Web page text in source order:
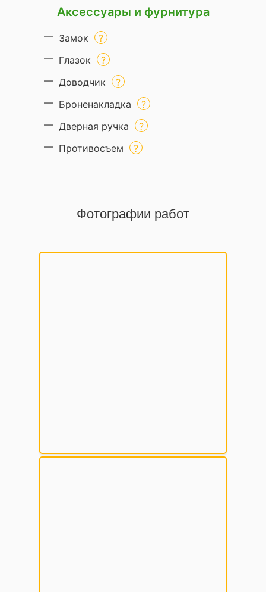
Аксессуары и фурнитура
Замок
Глазок
Доводчик
Броненакладка
Дверная ручка
Противосъем
Фотографии работ